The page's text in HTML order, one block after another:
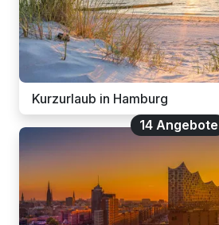
Kurzurlaub in Hamburg
14 Angebote